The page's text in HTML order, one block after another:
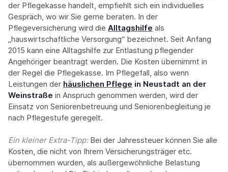
der Pflegekasse handelt, empfiehlt sich ein individuelles
Gespräch, wo wir Sie gerne beraten. In der
Pflegeversicherung wird die Alltagshilfe als
„hauswirtschaftliche Versorgung“ bezeichnet. Seit Anfang
2015 kann eine Alltagshilfe zur Entlastung pflegender
Angehöriger beantragt werden. Die Kosten übernimmt in
der Regel die Pflegekasse. Im Pflegefall, also wenn
Leistungen der häuslichen Pflege in Neustadt an der
Weinstraße in Anspruch genommen werden, wird der
Einsatz von Seniorenbetreuung und Seniorenbegleitung je
nach Pflegestufe geregelt.
Ein kleiner Extra-Tipp:‍ Bei der Jahressteuer können Sie alle
Kosten, die nicht von Ihrem Versicherungsträger etc.
übernommen wurden, als außergewöhnliche Belastung